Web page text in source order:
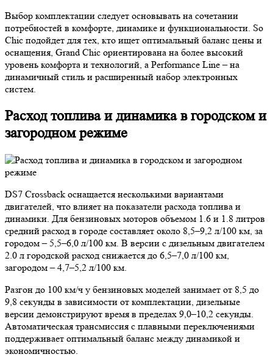
Выбор комплектации следует основывать на сочетании
потребностей в комфорте, динамике и функциональности. So
Chic подойдет для тех, кто ищет оптимальный баланс цены и
оснащения, Grand Chic ориентирована на более высокий
уровень комфорта и технологий, а Performance Line – на
динамичный стиль и расширенный набор электронных
систем.
Расход топлива и динамика в городском и
загородном режиме
DS7 Crossback оснащается несколькими вариантами
двигателей, что влияет на показатели расхода топлива и
динамики. Для бензиновых моторов объемом 1.6 и 1.8 литров
средний расход в городе составляет около 8,5–9,2 л/100 км, за
городом – 5,5–6,0 л/100 км. В версии с дизельным двигателем
2.0 л городской расход снижается до 6,5–7,0 л/100 км,
загородом – 4,7–5,2 л/100 км.
Разгон до 100 км/ч у бензиновых моделей занимает от 8,5 до
9,8 секунды в зависимости от комплектации, дизельные
версии демонстрируют время в пределах 9,0–10,2 секунды.
Автоматическая трансмиссия с плавными переключениями
поддерживает оптимальный баланс между динамикой и
экономичностью.